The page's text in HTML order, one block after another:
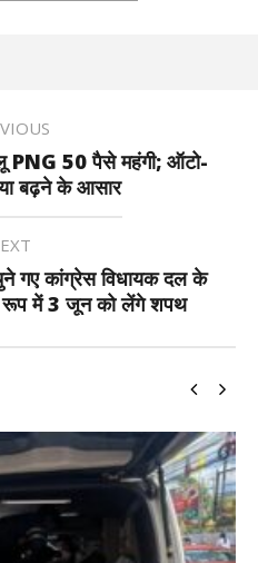
50 पैसे महंगी; ऑटो-
बढ़ने के आसार
गए कांग्रेस विधायक दल के
रूप में 3 जून को लेंगे शपथ